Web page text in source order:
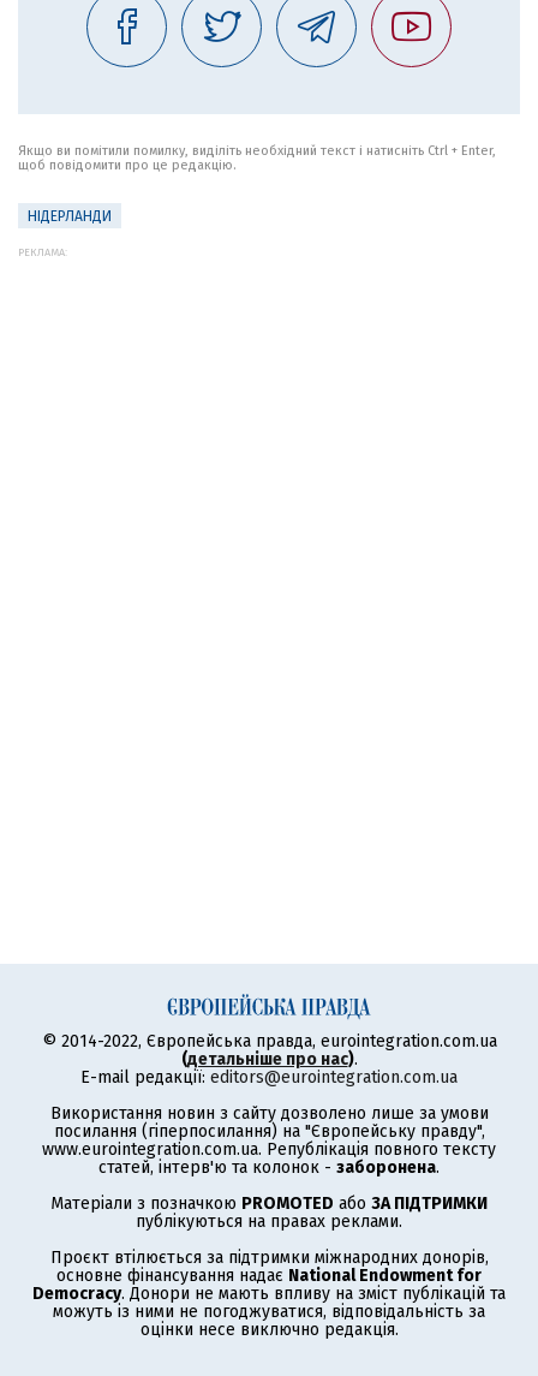
Якщо ви помітили помилку, виділіть необхідний текст і натисніть Ctrl + Enter,
щоб повідомити про це редакцію.
НІДЕРЛАНДИ
РЕКЛАМА:
© 2014-2022, Європейська правда, eurointegration.com.ua
(детальніше про нас).
E-mail редакції: editors@eurointegration.com.ua
Використання новин з сайту дозволено лише за умови
посилання (гіперпосилання) на "Європейську правду",
www.eurointegration.com.ua. Републікація повного тексту
статей, інтерв'ю та колонок - заборонена.
Матеріали з позначкою PROMOTED або ЗА ПІДТРИМКИ
публікуються на правах реклами.
Проєкт втілюється за підтримки міжнародних донорів,
основне фінансування надає National Endowment for
Democracy. Донори не мають впливу на зміст публікацій та
можуть із ними не погоджуватися, відповідальність за
оцінки несе виключно редакція.